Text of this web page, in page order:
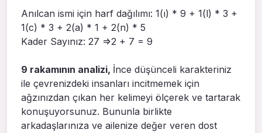
Anılcan ismi için harf dağılımı: 1(ı) * 9 + 1(l) * 3 +
1(c) * 3 + 2(a) * 1 + 2(n) * 5
Kader Sayınız: 27 =>2 + 7 = 9
9 rakamının analizi, İnce düşünceli karakteriniz
ile çevrenizdeki insanları incitmemek için
ağzınızdan çıkan her kelimeyi ölçerek ve tartarak
konuşuyorsunuz. Bununla birlikte
arkadaşlarınıza ve ailenize değer veren dost